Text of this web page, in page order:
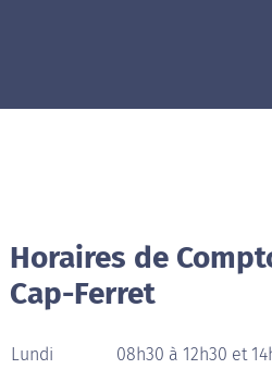
Horaires de
Cap-Ferret
Lundi
08h30 à 12h30 et